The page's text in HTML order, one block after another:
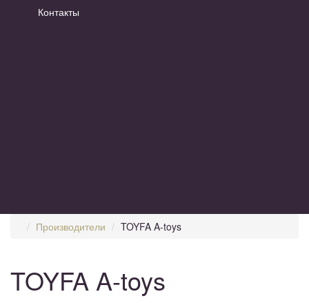
Контакты
Производители TOYFA A-toys
TOYFA A-toys